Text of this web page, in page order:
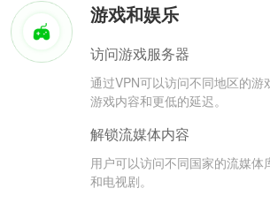
游戏和娱乐
访问游戏服务器
通过VPN可以访问不同地区的游
游戏内容和更低的延迟。
解锁流媒体内容
用户可以访问不同国家的流媒体
和电视剧。